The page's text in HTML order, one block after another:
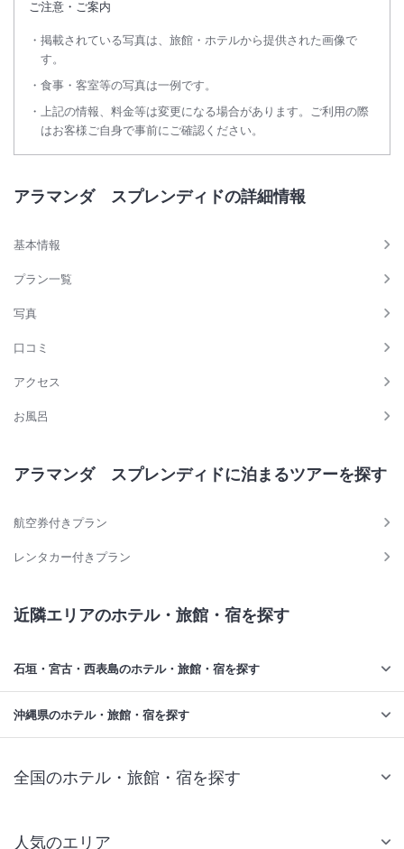
ご注意・ご案内
掲載されている写真は、旅館・ホテルから提供された画像で
す。
食事・客室等の写真は一例です。
上記の情報、料金等は変更になる場合があります。ご利用の際
はお客様ご自身で事前にご確認ください。
アラマンダ スプレンディドの詳細情報
基本情報
プラン一覧
写真
口コミ
アクセス
お風呂
アラマンダ スプレンディドに泊まるツアーを探す
航空券付きプラン
レンタカー付きプラン
近隣エリアのホテル・旅館・宿を探す
石垣・宮古・西表島のホテル・旅館・宿を探す
沖縄県のホテル・旅館・宿を探す
全国のホテル・旅館・宿を探す
人気のエリア